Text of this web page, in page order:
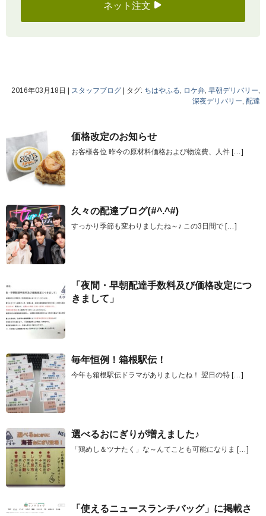
ネット注文
2016年03月18日 スタッフブログ タグ: ちはやふる, ロケ弁, 早朝デリバリー,
深夜デリバリー, 配達
価格改定のお知らせ
お客様各位 昨今の原材料価格および物流費、人件 […]
久々の配達ブログ(#^.^#)
すっかり季節も変わりましたね～♪ この3日間で […]
「夜間・早朝配達手数料及び価格改定につ
きまして」
毎年恒例！箱根駅伝！
今年も箱根駅伝ドラマがありましたね！ 翌日の特 […]
選べるおにぎりが増えました♪
「鶏めし＆ツナたく」な～んてことも可能になりま […]
「使えるニュースランチバッグ」に掲載さ